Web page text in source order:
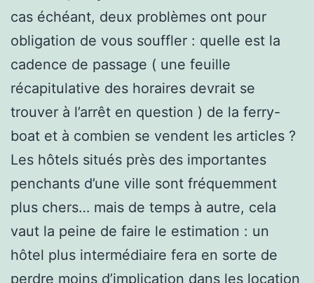
cas échéant, deux problèmes ont pour
obligation de vous souffler : quelle est la
cadence de passage ( une feuille
récapitulative des horaires devrait se
trouver à l’arrêt en question ) de la ferry-
boat et à combien se vendent les articles ?
Les hôtels situés près des importantes
penchants d’une ville sont fréquemment
plus chers… mais de temps à autre, cela
vaut la peine de faire le estimation : un
hôtel plus intermédiaire fera en sorte de
perdre moins d’implication dans les location